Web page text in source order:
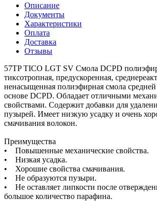
Описание
Документы
Характеристики
Оплата
Доставка
Отзывы
57TP TICO LGT SV Смола DCPD
тиксотропная, предускоренная,
ненасыщенная полиэфирная смола средней
основе DCPD. Обладает отличными
свойствами. Содержит добавки для
пузырей. Имеет низкую усадку и очень
смачивания волокон.
Преимущества
• Повышенные механические свойства.
• Низкая усадка.
• Хорошие свойства смачивания.
• Не образуются пузыри.
• Не оставляет липкости после
большое количество парафина.